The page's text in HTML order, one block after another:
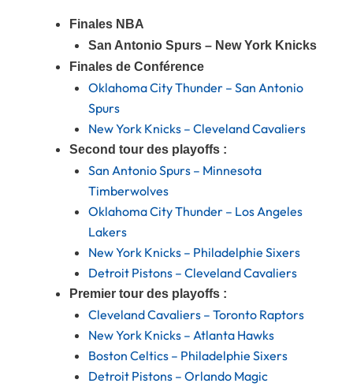
Finales NBA
San Antonio Spurs – New York Knicks
Finales de Conférence
Oklahoma City Thunder – San Antonio
Spurs
New York Knicks – Cleveland Cavaliers
Second tour des playoffs :
San Antonio Spurs – Minnesota
Timberwolves
Oklahoma City Thunder – Los Angeles
Lakers
New York Knicks – Philadelphie Sixers
Detroit Pistons – Cleveland Cavaliers
Premier tour des playoffs :
Cleveland Cavaliers – Toronto Raptors
New York Knicks – Atlanta Hawks
Boston Celtics – Philadelphie Sixers
Detroit Pistons – Orlando Magic